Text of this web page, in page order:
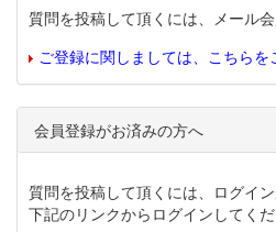
質問を投稿して頂くには、メール会
ご登録に関しましては、こちらを
会員登録がお済みの方へ
質問を投稿して頂くには、ログイン
下記のリンクからログインしてくだ